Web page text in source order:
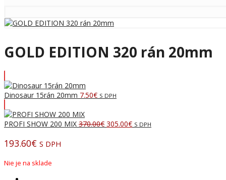
GOLD EDITION 320 rán 20mm
Dinosaur 15rán 20mm 7.50€ S DPH
PROFI SHOW 200 MIX 370.00€ Pôvodná
305.00€Aktuálna
S DPH
193.60€ S DPH
Nie je na sklade